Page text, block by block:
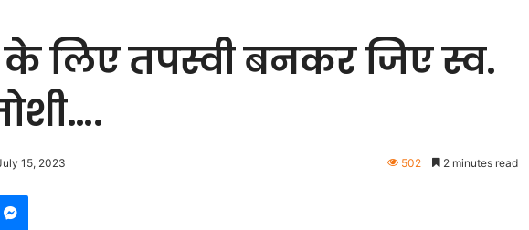
तपस्वी बनकर जिए स्व.
15, 2023 502 2 minutes read
Messenger